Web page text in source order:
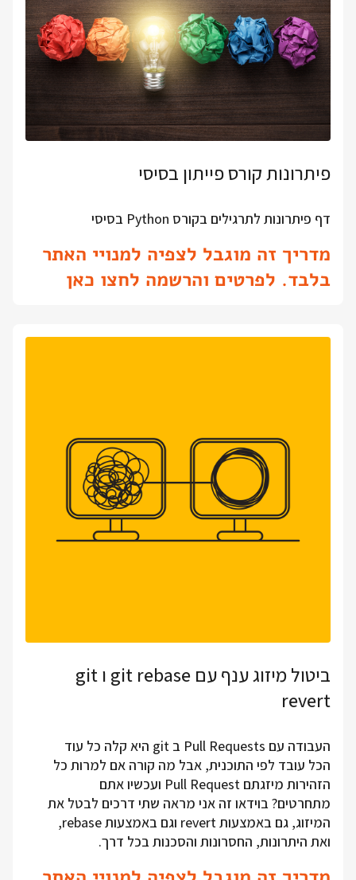
פיתרונות קורס פייתון בסיסי
דף פיתרונות לתרגילים בקורס Python בסיסי
מדריך זה מוגבל לצפיה למנויי האתר
בלבד. לפרטים והרשמה לחצו כאן
ביטול מיזוג ענף עם git rebase ו git
revert
העבודה עם Pull Requests ב git היא קלה כל עוד
הכל עובד לפי התוכנית, אבל מה קורה אם למרות כל
הזהירות מיזגתם Pull Request ועכשיו אתם
מתחרטים? בוידאו זה אני מראה שתי דרכים לבטל את
המיזוג, גם באמצעות revert וגם באמצעות rebase,
ואת היתרונות, החסרונות והסכנות בכל דרך.